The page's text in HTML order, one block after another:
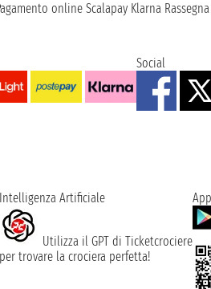
online Scalapay Klarna
Social
Intelligenza Artificiale
Utilizza il GPT di Ticketcrociere
per trovare la crociera perfetta!